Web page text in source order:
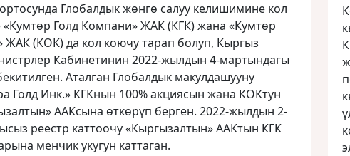
Глобалдык жөнгө салуу келишимине кол
Голд Компани» ЖАК (КГК) жана «Кумтөр
(КОК) да кол коючу тарап болуп, Кыргыз
Кабинетинин 2022-жылдын 4-мартындагы
Аталган Глобалдык макулдашууну
Голд Инк.» КГКнын 100% акциясын жана КОКтун
ААКсына өткөрүп берген. 2022-жылдын 2-
реестр каттоочу «Кыргызалтын» ААКтын КГК
менчик укугун каттаган.